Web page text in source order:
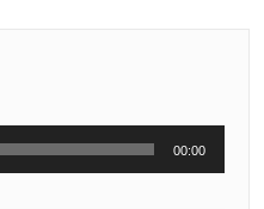
00:00